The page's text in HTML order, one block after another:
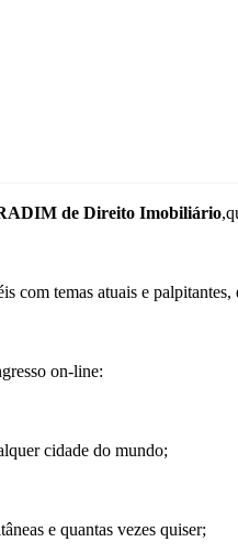
de Direito Imobiliário
com temas atuais e
on-line:
cidade do mundo;
e quantas vezes quiser;